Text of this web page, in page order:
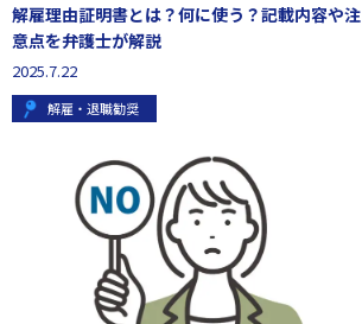
解雇理由証明書とは？何に使う？記載内容や注
意点を弁護士が解説
2025.7.22
解雇・退職勧奨